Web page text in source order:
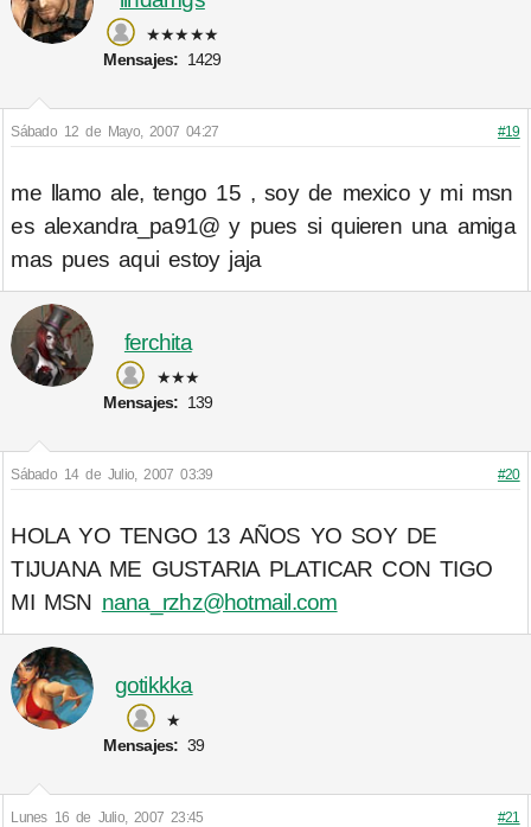
★★★★★
Mensajes: 1429
Sábado 12 de Mayo, 2007 04:27 #19
me llamo ale, tengo 15 , soy de mexico y mi msn
es alexandra_pa91@ y pues si quieren una amiga
mas pues aqui estoy jaja
ferchita
★★★
Mensajes: 139
Sábado 14 de Julio, 2007 03:39 #20
HOLA YO TENGO 13 AÑOS YO SOY DE
TIJUANA ME GUSTARIA PLATICAR CON TIGO
MI MSN nana_rzhz@hotmail.com
gotikkka
★
Mensajes: 39
Lunes 16 de Julio, 2007 23:45 #21